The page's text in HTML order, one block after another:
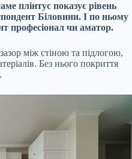
плінтус показує рівень
Біловини. І по ньому
професіонал чи аматор.
між стіною та підлогою,
Без нього покриття